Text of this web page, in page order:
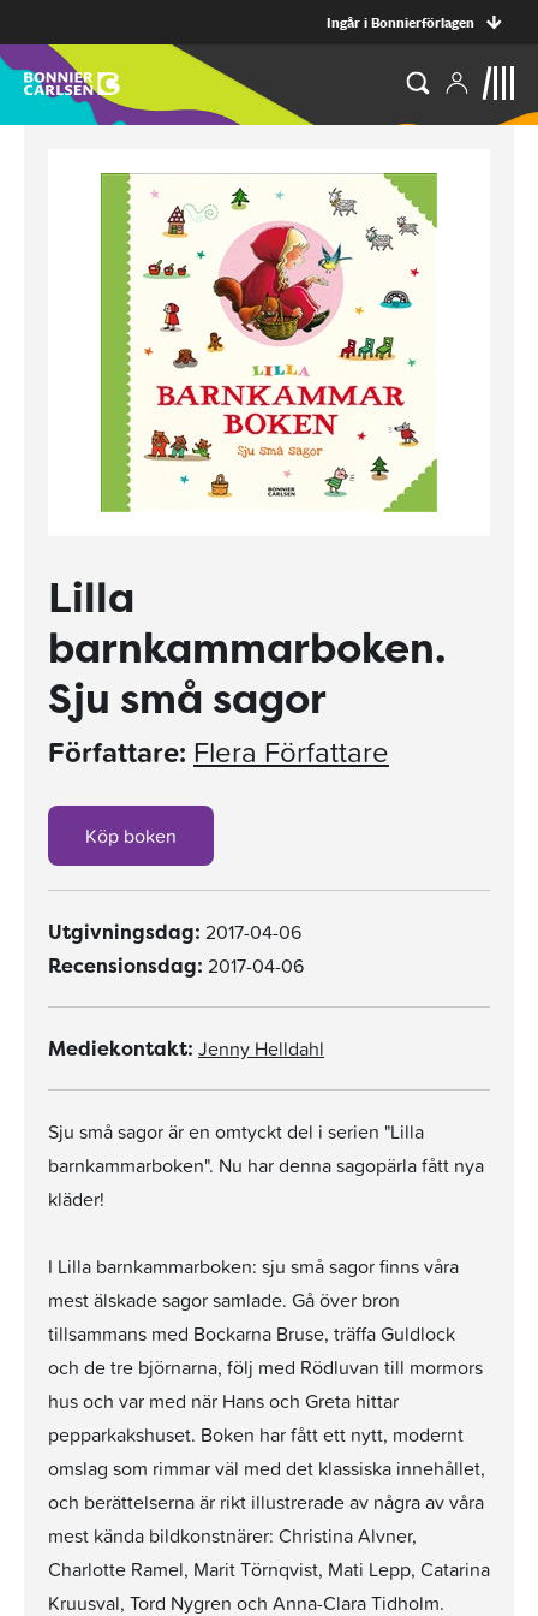
Ingår i Bonnierförlagen
Lilla
barnkammarboken.
Sju små sagor
Författare: Flera Författare
Köp boken
Utgivningsdag: 2017-04-06
Recensionsdag: 2017-04-06
Mediekontakt: Jenny Helldahl
Sju små sagor är en omtyckt del i serien "Lilla
barnkammarboken". Nu har denna sagopärla fått nya
kläder!
I Lilla barnkammarboken: sju små sagor finns våra
mest älskade sagor samlade. Gå över bron
tillsammans med Bockarna Bruse, träffa Guldlock
och de tre björnarna, följ med Rödluvan till mormors
hus och var med när Hans och Greta hittar
pepparkakshuset. Boken har fått ett nytt, modernt
omslag som rimmar väl med det klassiska innehållet,
och berättelserna är rikt illustrerade av några av våra
mest kända bildkonstnärer: Christina Alvner,
Charlotte Ramel, Marit Törnqvist, Mati Lepp, Catarina
Kruusval, Tord Nygren och Anna-Clara Tidholm.